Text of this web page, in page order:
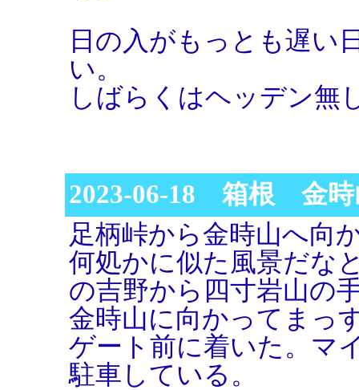
日の入がもっとも遅い
い。
しばらくはヘッデン無
2023-06-18 箱根 金時
足柄峠から金時山へ向
何処かに似た風景だな
の吉野から四寸岩山の
金時山に向かってまっ
ゲート前に着いた。マ
駐車している。